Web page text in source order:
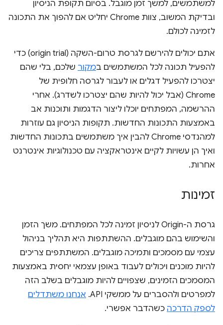
למשתמשים, למשך זמן מוגבל. בסיום תקופת הניסיון
ובדיקת המשוב, צוות Chrome יחליט אם להפוך את התכונה
לזמינה לכולם.
אתם יכולים להירשם לגרסת טרום-השקה (origin trial) כדי
להפעיל תכונה לכל המשתמשים במקור שלכם, בלי שהם
יצטרכו להפעיל דגלים או לעבור לגרסה חלופית של
Chrome (אבל יכול להיות שהם יצטרכו לשדרג). אחרי
ההרשמה, המפתחים יוכלו ליצור הדגמות ותוכנות אב
באמצעות התכונות החדשות. תקופות הניסיון גם עוזרות
למהנדסי Chrome להבין איך משתמשים בתכונות החדשות
ואיך הן עשויות לקיים אינטראקציה עם טכנולוגיות אינטרנט
אחרות.
זמינות
גרסת ה-Origin לניסיון זמינה לכל המפתחים. משך הזמן
והשימוש בהם מוגבלים. ההשתתפות היא תהליך בניהול
עצמי עם מסמכים ותמיכה מוגבלים. המשתתפים צריכים
להיות מוכנים ויכולים לעבוד באופן עצמאי יחסית באמצעות
המסמכים הזמינים, שצפויים להיות מוגבלים בשלב הזה
למפרטים ולהסברים על ממשקי API.
אנחנו משתדלים
לספק הדרכה כשהדבר אפשרי.